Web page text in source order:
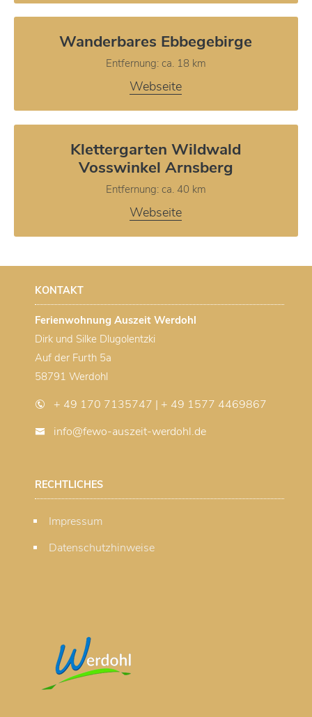
Wanderbares Ebbegebirge
Entfernung: ca. 18 km
Webseite
Klettergarten Wildwald
Vosswinkel Arnsberg
Entfernung: ca. 40 km
Webseite
KONTAKT
Ferienwohnung Auszeit Werdohl
Dirk und Silke Dlugolentzki
Auf der Furth 5a
58791 Werdohl
+ 49 170 7135747 | + 49 1577 4469867
info@fewo-auszeit-werdohl.de
RECHTLICHES
Impressum
Datenschutzhinweise